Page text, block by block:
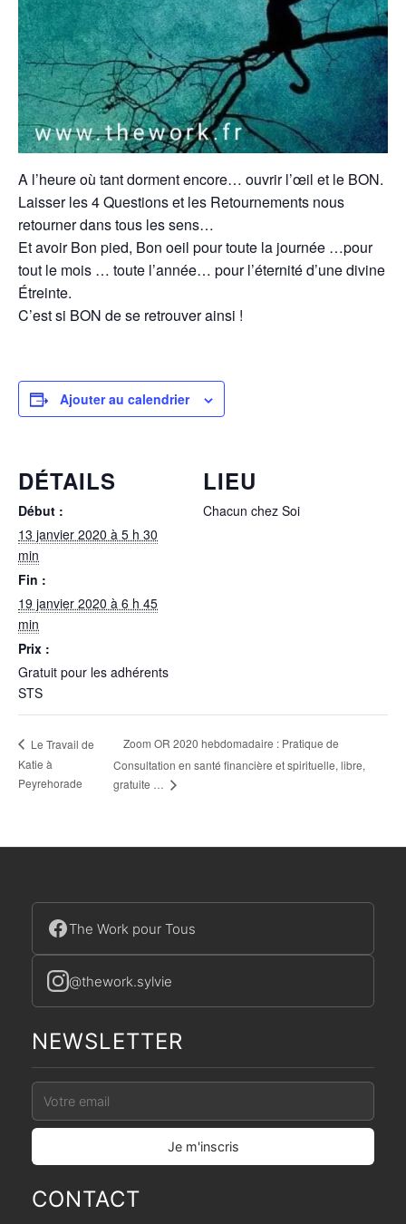
A l’heure où tant dorment encore… ouvrir l’œil et le BON.
Laisser les 4 Questions et les Retournements nous
retourner dans tous les sens…
Et avoir Bon pied, Bon oeil pour toute la journée …pour
tout le mois … toute l’année… pour l’éternité d’une divine
Étreinte.
C’est si BON de se retrouver ainsi !
Ajouter au calendrier
DÉTAILS
Début :
13 janvier 2020 à 5 h 30
min
Fin :
19 janvier 2020 à 6 h 45
min
Prix :
Gratuit pour les adhérents
STS
LIEU
Chacun chez Soi
Le Travail de
Katie à
Peyrehorade
Zoom OR 2020 hebdomadaire : Pratique de
Consultation en santé financière et spirituelle, libre,
gratuite …
The Work pour Tous
@thework.sylvie
NEWSLETTER
CONTACT